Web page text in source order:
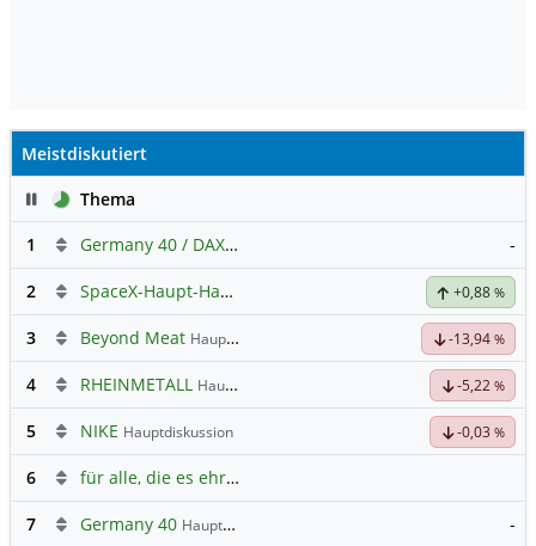
Meistdiskutiert
PauseThema
1
Germany 40 / DAX Prognose -
2 SpaceX-Haupt-Hauptforum +0,88 %
3 Beyond Meat Hauptdiskussion -13,94 %
4 RHEINMETALL Hauptdiskussion -5,22 %
5 NIKE Hauptdiskussion -0,03 %
6 für alle, die es ehrlich meinen beim Traden.
7 Germany 40 Hauptdiskussion -